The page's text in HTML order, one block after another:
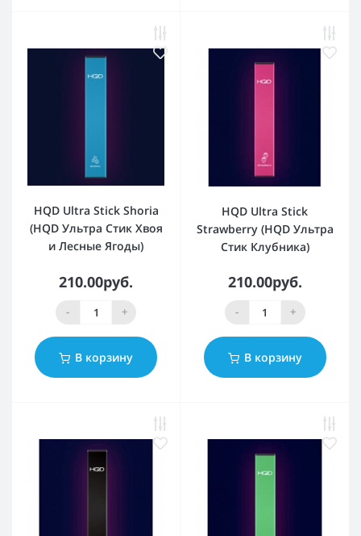
HQD Ultra Stick Shoria
(HQD Ультра Стик Хвоя
и Лесные Ягоды)
210.00руб.
- +
В корзину
HQD Ultra Stick
Strawberry (HQD Ультра
Стик Клубника)
210.00руб.
- +
В корзину